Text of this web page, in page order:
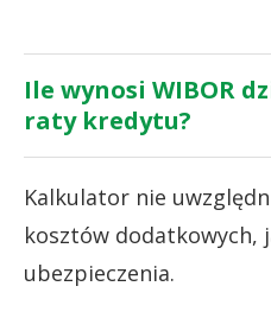
Ile wynosi WIBOR
raty kredytu?
Kalkulator nie
kosztów dodatkowych,
ubezpieczenia.